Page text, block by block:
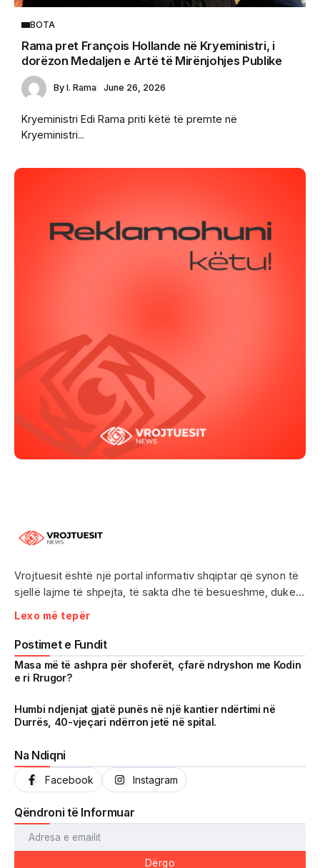
BOTA
Rama pret François Hollande në Kryeministri, i
dorëzon Medaljen e Artë të Mirënjohjes Publike
By I. Rama June 26, 2026
Kryeministri Edi Rama priti këtë të premte në
Kryeministri...
Vrojtuesit është një portal informativ shqiptar që synon të
sjellë lajme të shpejta, të sakta dhe të besueshme, duke
treguar realitetin pa çensurë. Fokus i punës sonë janë
ngjarjet e aktualitetit, problematikat sociale, denoncimet
qytetare dhe zhvillimet që prekin drejtpërdrejt jetën e
përditshme të shqiptarëve.
arritura në një kohë shumë të shkurtër, Vrojtuesit është
kthyer në një zë të fortë informimi dhe një pasqyrë reale të
Lexo më tepër
Postimet e Fundit
Masa më të ashpra për shoferët, çfarë ndryshon me Kodin
e ri Rrugor?
Humbi ndjenjat gjatë punës në një kantier ndërtimi në
Durrës, 40-vjeçari ndërron jetë në spital.
Na Ndiqni
Facebook Instagram
Qëndroni të Informuar
Dërgo